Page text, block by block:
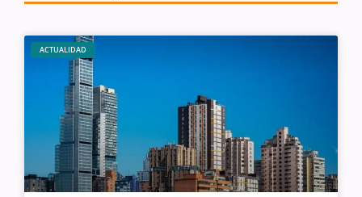
ACTUALIDAD